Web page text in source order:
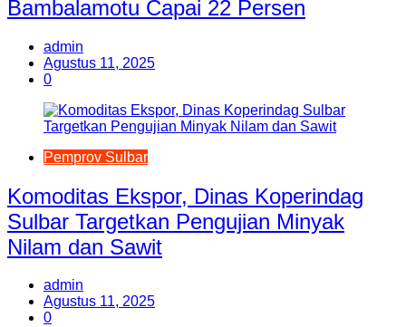
Bambalamotu Capai 22 Persen
admin
Agustus 11, 2025
0
Pemprov Sulbar
Komoditas Ekspor, Dinas Koperindag
Sulbar Targetkan Pengujian Minyak
Nilam dan Sawit
admin
Agustus 11, 2025
0